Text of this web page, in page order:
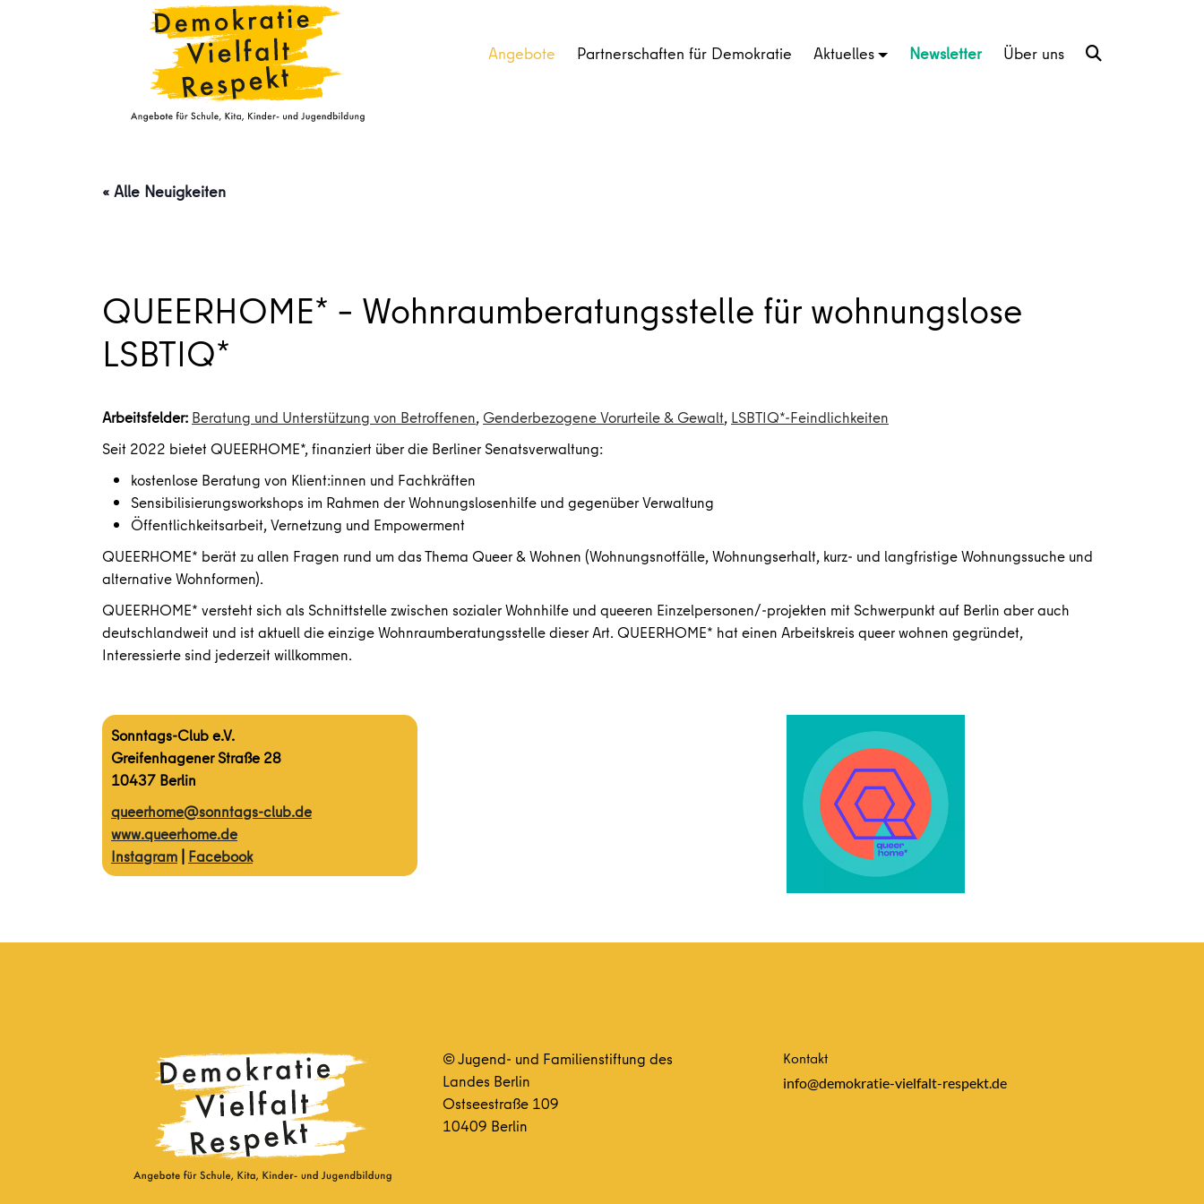
Angebote Partnerschaften für Demokratie Aktuelles Newsletter Über uns
« Alle Neuigkeiten
QUEERHOME* – Wohnraumberatungsstelle für wohnungslose
LSBTIQ*
Arbeitsfelder: Beratung und Unterstützung von Betroffenen, Genderbezogene Vorurteile & Gewalt, LSBTIQ*-Feindlichkeiten
Seit 2022 bietet QUEERHOME*, finanziert über die Berliner Senatsverwaltung:
kostenlose Beratung von Klient:innen und Fachkräften
Sensibilisierungsworkshops im Rahmen der Wohnungslosenhilfe und gegenüber Verwaltung
Öffentlichkeitsarbeit, Vernetzung und Empowerment
QUEERHOME* berät zu allen Fragen rund um das Thema Queer & Wohnen (Wohnungsnotfälle, Wohnungserhalt, kurz- und langfristige Wohnungssuche und
alternative Wohnformen).
QUEERHOME* versteht sich als Schnittstelle zwischen sozialer Wohnhilfe und queeren Einzelpersonen/-projekten mit Schwerpunkt auf Berlin aber auch
deutschlandweit und ist aktuell die einzige Wohnraumberatungsstelle dieser Art. QUEERHOME* hat einen Arbeitskreis queer wohnen gegründet,
Interessierte sind jederzeit willkommen.
Sonntags-Club e.V.
Greifenhagener Straße 28
10437 Berlin
queerhome@sonntags-club.de
www.queerhome.de
Instagram | Facebook
© Jugend- und Familienstiftung des
Landes Berlin
Ostseestraße 109
10409 Berlin
Kontakt
info@demokratie-vielfalt-respekt.de